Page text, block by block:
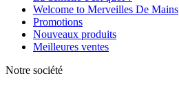
Welcome to Merveilles De Mains
Promotions
Nouveaux produits
Meilleures ventes
Notre société